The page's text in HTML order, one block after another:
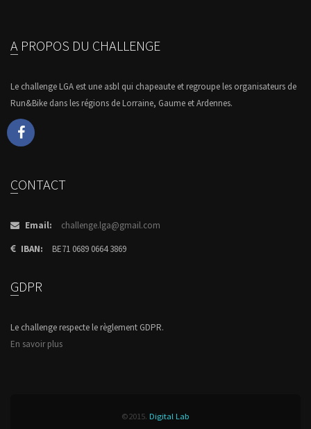
A PROPOS DU CHALLENGE
Le challenge LGA est une asbl qui chapeaute et regroupe les organisateurs de
Run&Bike dans les régions de Lorraine, Gaume et Ardennes.
CONTACT
Email:
challenge.lga@gmail.com
IBAN:
BE71 0689 0664 3869
GDPR
Le challenge respecte le règlement GDPR.
En savoir plus
©2015. Digital Lab